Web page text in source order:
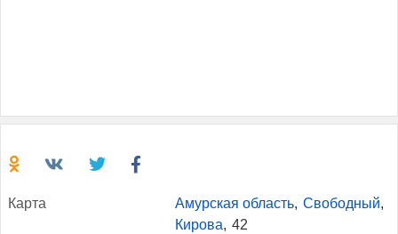
Кар­та Амурская область, Свободный,
Кирова, 42